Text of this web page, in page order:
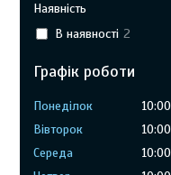
Наявність
В наявності 2
Графік роботи
Понеділок 10:00
Вівторок
10:00
Середа
10:00